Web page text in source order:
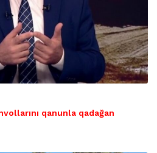
qanunla qadağan